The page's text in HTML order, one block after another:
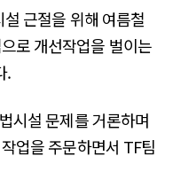
설 근절을 위해 여름철
로 개선작업을 벌이는
.
시설 문제를 거론하며
업을 주문하면서 TF팀